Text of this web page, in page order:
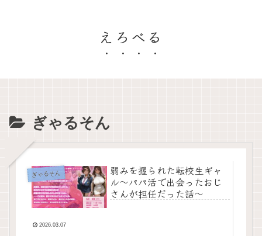
えろべる
ぎゃるそん
ぎゃるそん
弱みを握られた転校生ギャ
ル〜パパ活で出会ったおじ
さんが担任だった話〜
2026.03.07